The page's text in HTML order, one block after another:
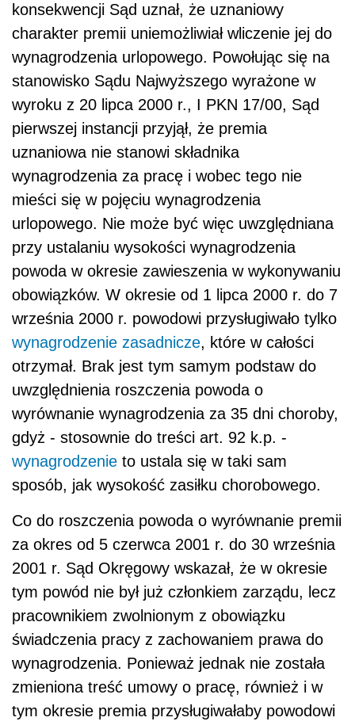
konsekwencji Sąd uznał, że uznaniowy
charakter premii uniemożliwiał wliczenie jej do
wynagrodzenia urlopowego. Powołując się na
stanowisko Sądu Najwyższego wyrażone w
wyroku z 20 lipca 2000 r., I PKN 17/00, Sąd
pierwszej instancji przyjął, że premia
uznaniowa nie stanowi składnika
wynagrodzenia za pracę i wobec tego nie
mieści się w pojęciu wynagrodzenia
urlopowego. Nie może być więc uwzględniana
przy ustalaniu wysokości wynagrodzenia
powoda w okresie zawieszenia w wykonywaniu
obowiązków. W okresie od 1 lipca 2000 r. do 7
września 2000 r. powodowi przysługiwało tylko
wynagrodzenie zasadnicze, które w całości
otrzymał. Brak jest tym samym podstaw do
uwzględnienia roszczenia powoda o
wyrównanie wynagrodzenia za 35 dni choroby,
gdyż - stosownie do treści art. 92 k.p. -
wynagrodzenie to ustala się w taki sam
sposób, jak wysokość zasiłku chorobowego.
Co do roszczenia powoda o wyrównanie premii
za okres od 5 czerwca 2001 r. do 30 września
2001 r. Sąd Okręgowy wskazał, że w okresie
tym powód nie był już członkiem zarządu, lecz
pracownikiem zwolnionym z obowiązku
świadczenia pracy z zachowaniem prawa do
wynagrodzenia. Ponieważ jednak nie została
zmieniona treść umowy o pracę, również i w
tym okresie premia przysługiwałaby powodowi